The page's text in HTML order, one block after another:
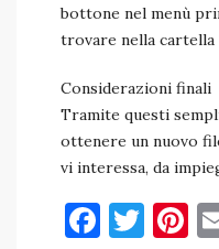
bottone nel menù
trovare nella cartella
Considerazioni finali
Tramite questi
ottenere un nuovo
vi interessa, da